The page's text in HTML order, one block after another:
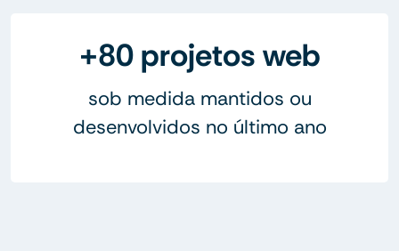
+80 projetos web
sob medida mantidos ou
desenvolvidos no último ano